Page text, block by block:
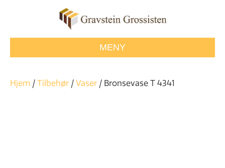
MENY
Hjem / Tilbehør / Vaser / Bronsevase T 4341